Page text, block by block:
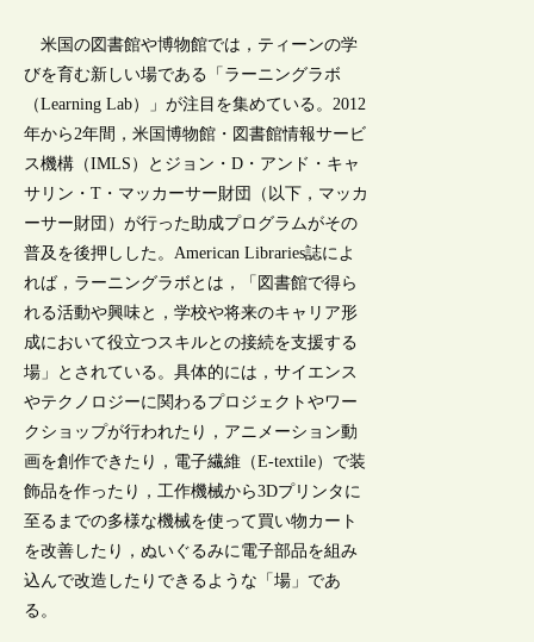
米国の図書館や博物館では，ティーンの学
びを育む新しい場である「ラーニングラボ
（Learning Lab）」が注目を集めている。2012
年から2年間，米国博物館・図書館情報サービ
ス機構（IMLS）とジョン・D・アンド・キャ
サリン・T・マッカーサー財団（以下，マッカ
ーサー財団）が行った助成プログラムがその
普及を後押しした。American Libraries誌によ
れば，ラーニングラボとは，「図書館で得ら
れる活動や興味と，学校や将来のキャリア形
成において役立つスキルとの接続を支援する
場」とされている。具体的には，サイエンス
やテクノロジーに関わるプロジェクトやワー
クショップが行われたり，アニメーション動
画を創作できたり，電子繊維（E-textile）で装
飾品を作ったり，工作機械から3Dプリンタに
至るまでの多様な機械を使って買い物カート
を改善したり，ぬいぐるみに電子部品を組み
込んで改造したりできるような「場」であ
る。